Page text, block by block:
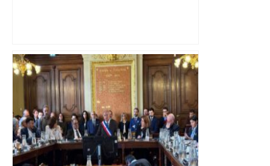
A680 Toulouse fermée dans les 2 sens
– Radio VINCI Autoroutes